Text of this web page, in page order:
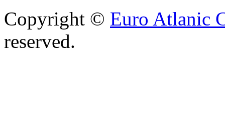
Copyright © Euro Atlanic
reserved.